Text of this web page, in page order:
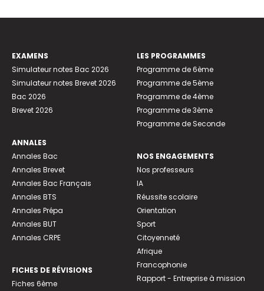
EXAMENS
Simulateur notes Bac 2026
Simulateur notes Brevet 2026
Bac 2026
Brevet 2026
ANNALES
Annales Bac
Annales Brevet
Annales Bac Français
Annales BTS
Annales Prépa
Annales BUT
Annales CRPE
FICHES DE RÉVISIONS
Fiches 6ème
LES PROGRAMMES
Programme de 6ème
Programme de 5ème
Programme de 4ème
Programme de 3ème
Programme de Seconde
NOS ENGAGEMENTS
Nos professeurs
IA
Réussite scolaire
Orientation
Sport
Citoyenneté
Afrique
Francophonie
Rapport - Entreprise à mission